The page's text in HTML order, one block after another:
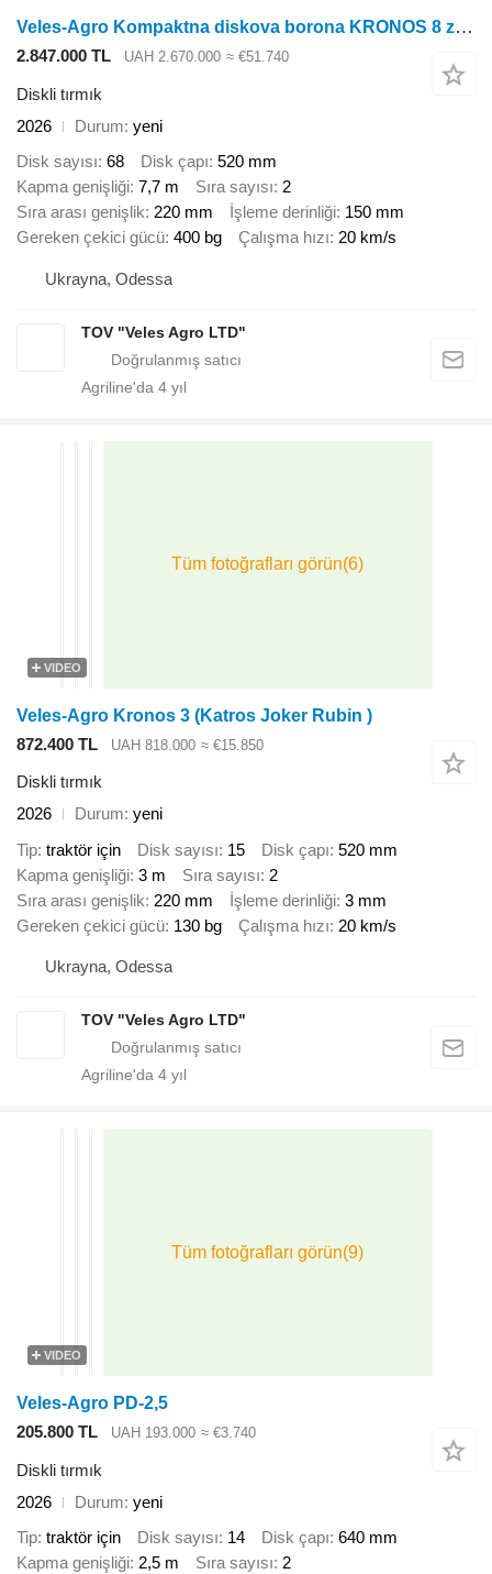
Veles-Agro Kompaktna diskova borona KRONOS 8 z nozhovimi kotkami
2.847.000 TL UAH 2.670.000 ≈ €51.740
Diskli tırmık
2026
Durum yeni
Disk sayısı 68 Disk çapı 520 mm
Kapma genişliği 7,7 m Sıra sayısı 2
Sıra arası genişlik 220 mm İşleme derinliği 150 mm
Gereken çekici gücü 400 bg Çalışma hızı 20 km/s
Ukrayna, Odessa
TOV "Veles Agro LTD"
Agriline'da 4 yıl
VIDEO
Veles-Agro Kronos 3 (Katros Joker Rubin )
872.400 TL
UAH 818.000 ≈ €15.850
Diskli tırmık
2026
Durum yeni
Tip traktör için Disk sayısı 15 Disk çapı 520 mm
Kapma genişliği 3 m Sıra sayısı 2
Sıra arası genişlik 220 mm İşleme derinliği 3 mm
Gereken çekici gücü 130 bg Çalışma hızı 20 km/s
Ukrayna, Odessa
TOV "Veles Agro LTD"
Agriline'da 4 yıl
VIDEO
Veles-Agro PD-2,5
205.800 TL
UAH 193.000 ≈ €3.740
Diskli tırmık
2026
Durum yeni
Tip traktör için Disk sayısı 14 Disk çapı 640 mm
Kapma genişliği 2,5 m Sıra sayısı 2